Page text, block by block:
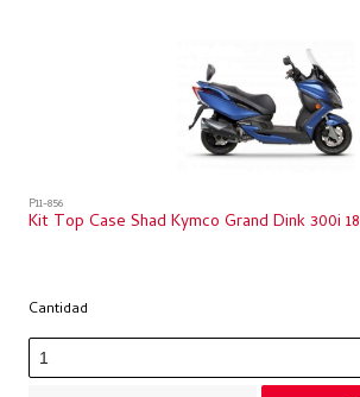
P11-856
Kit Top Case Shad Kymco Grand Dink 300i 18
Cantidad